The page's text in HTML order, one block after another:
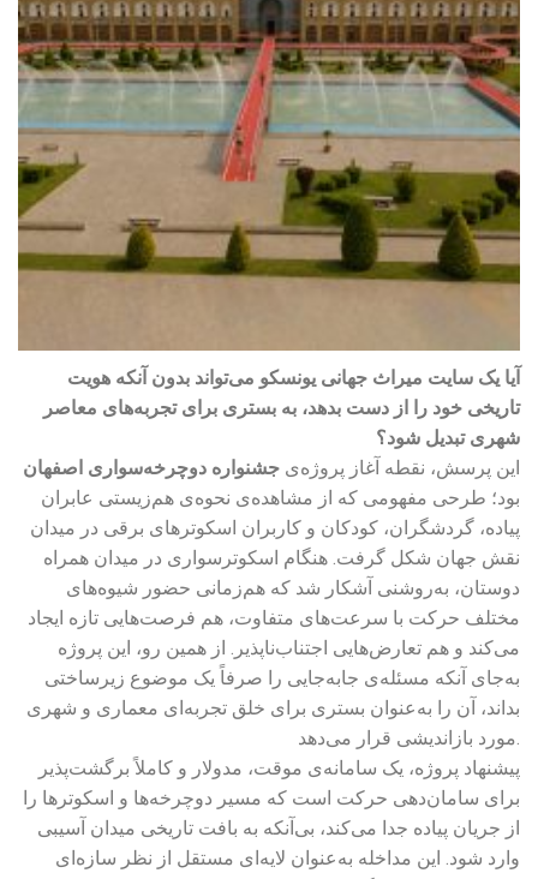
آیا یک سایت میراث جهانی یونسکو می‌تواند بدون آنکه هویت
تاریخی خود را از دست بدهد، به بستری برای تجربه‌های معاصر
شهری تبدیل شود؟
این پرسش، نقطه آغاز پروژه‌ی جشنواره دوچرخه‌سواری اصفهان
بود؛ طرحی مفهومی که از مشاهده‌ی نحوه‌ی هم‌زیستی عابران
پیاده، گردشگران، کودکان و کاربران اسکوترهای برقی در میدان
نقش جهان شکل گرفت. هنگام اسکوترسواری در میدان همراه
دوستان، به‌روشنی آشکار شد که هم‌زمانی حضور شیوه‌های
مختلف حرکت با سرعت‌های متفاوت، هم فرصت‌هایی تازه ایجاد
می‌کند و هم تعارض‌هایی اجتناب‌ناپذیر. از همین رو، این پروژه
به‌جای آنکه مسئله‌ی جابه‌جایی را صرفاً یک موضوع زیرساختی
بداند، آن را به‌عنوان بستری برای خلق تجربه‌ای معماری و شهری
مورد بازاندیشی قرار می‌دهد.
پیشنهاد پروژه، یک سامانه‌ی موقت، مدولار و کاملاً برگشت‌پذیر
برای سامان‌دهی حرکت است که مسیر دوچرخه‌ها و اسکوترها را
از جریان پیاده جدا می‌کند، بی‌آنکه به بافت تاریخی میدان آسیبی
وارد شود. این مداخله به‌عنوان لایه‌ای مستقل از نظر سازه‌ای